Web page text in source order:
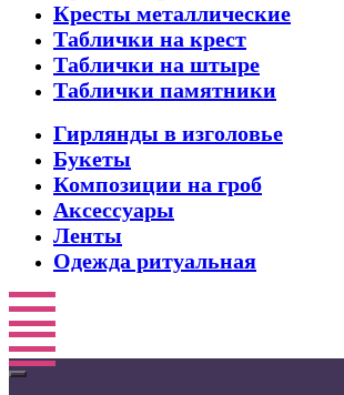
Кресты металлические
Таблички на крест
Таблички на штыре
Таблички памятники
Гирлянды в изголовье
Букеты
Композиции на гроб
Аксессуары
Ленты
Одежда ритуальная